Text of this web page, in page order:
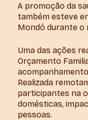
A promoção da
também esteve
Mondó durante o
Uma das ações
Orçamento
Realizada
participantes na
domésticas,
pessoas.